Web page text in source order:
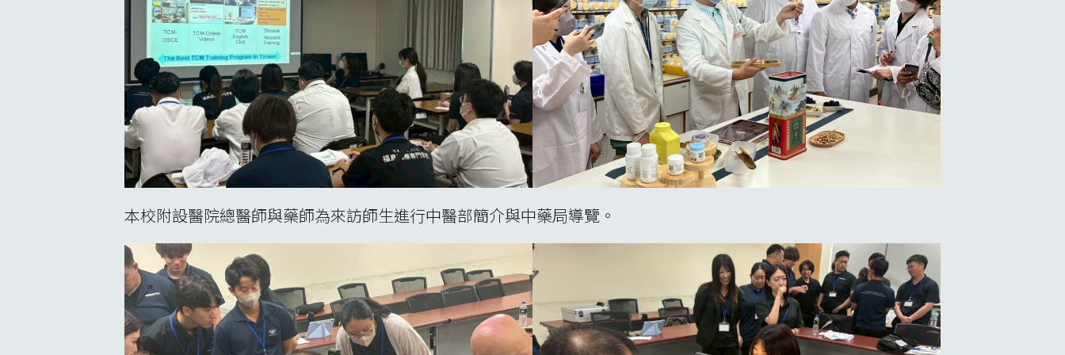
本校附設醫院總醫師與藥師為來訪師生進行中醫部簡介與中藥局導覽。